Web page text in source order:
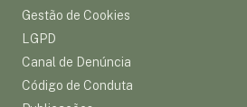
Gestão de Cookies
LGPD
Canal de Denúncia
Código de Conduta